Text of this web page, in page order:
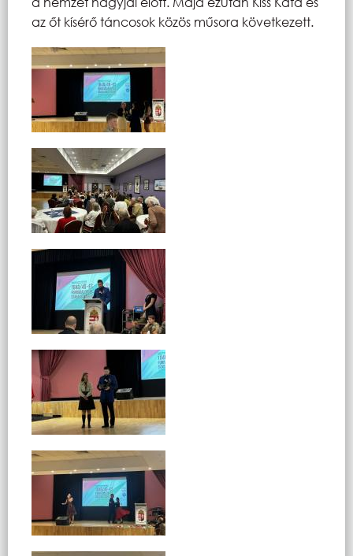
az őt kísérő táncosok közös műsora következett.